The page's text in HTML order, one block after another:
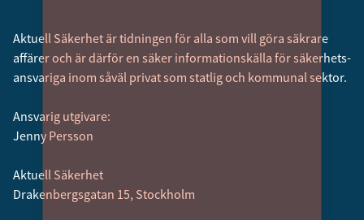
Aktuell Säkerhet är tidningen för alla som vill göra säkrare
affärer och är därför en säker informationskälla för säkerhets­
ansvariga inom såväl privat som statlig och kommunal sektor.
Ansvarig utgivare:
Jenny Persson
Aktuell Säkerhet
Drakenbergsgatan 15, Stockholm